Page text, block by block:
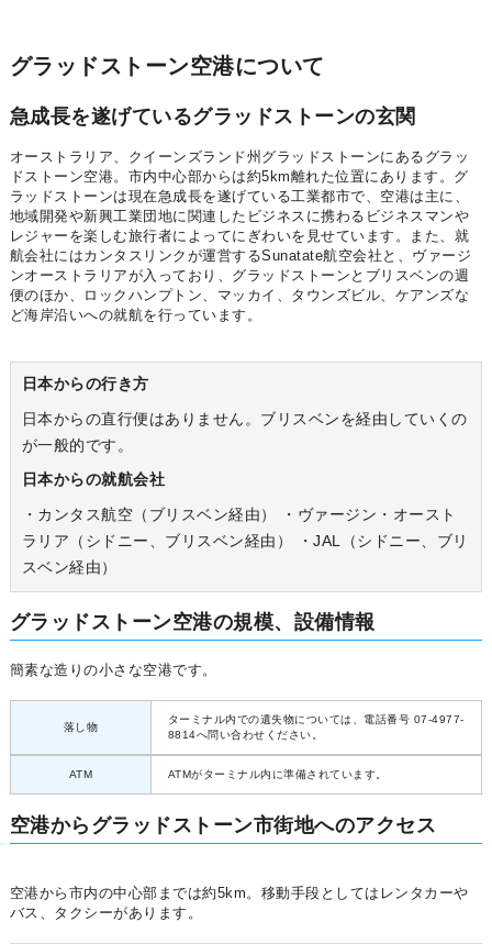
グラッドストーン空港について
急成長を遂げているグラッドストーンの玄関
オーストラリア、クイーンズランド州グラッドストーンにあるグラッ
ドストーン空港。市内中心部からは約5km離れた位置にあります。グ
ラッドストーンは現在急成長を遂げている工業都市で、空港は主に、
地域開発や新興工業団地に関連したビジネスに携わるビジネスマンや
レジャーを楽しむ旅行者によってにぎわいを見せています。また、就
航会社にはカンタスリンクが運営するSunatate航空会社と、ヴァージ
ンオーストラリアが入っており、グラッドストーンとブリスベンの週
便のほか、ロックハンプトン、マッカイ、タウンズビル、ケアンズな
ど海岸沿いへの就航を行っています。
日本からの行き方
日本からの直行便はありません。ブリスベンを経由していくの
が一般的です。
日本からの就航会社
・カンタス航空（ブリスベン経由） ・ヴァージン・オースト
ラリア（シドニー、ブリスベン経由） ・JAL（シドニー、ブリ
スベン経由）
グラッドストーン空港の規模、設備情報
簡素な造りの小さな空港です。
落し物
ターミナル内での遺失物については、電話番号 07-4977-
8814へ問い合わせください。
ATM ATMがターミナル内に準備されています。
空港からグラッドストーン市街地へのアクセス
空港から市内の中心部までは約5km。移動手段としてはレンタカーや
バス、タクシーがあります。